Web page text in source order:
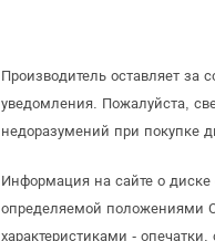
Производитель оставляет за
уведомления. Пожалуйста,
недоразумений при покупке
Информация на сайте о диске
определяемой положениями
характеристиками -